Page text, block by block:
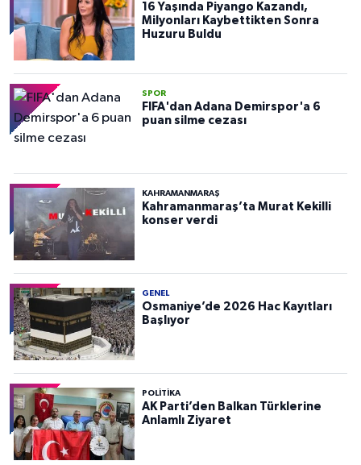
16 Yaşında Piyango Kazandı,
Milyonları Kaybettikten Sonra
Huzuru Buldu
SPOR
FIFA'dan Adana Demirspor'a 6
puan silme cezası
KAHRAMANMARAŞ
Kahramanmaraş’ta Murat Kekilli
konser verdi
GENEL
Osmaniye’de 2026 Hac Kayıtları
Başlıyor
POLITIKA
AK Parti’den Balkan Türklerine
Anlamlı Ziyaret